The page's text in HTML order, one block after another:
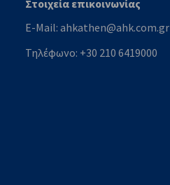
Στοιχεία επικοινωνίας
E-Mail: ahkathen@ahk.com.gr
Τηλέφωνο: +30 210 6419000